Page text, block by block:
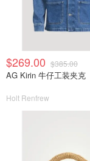
$269.00 $385.00
AG Kirin 牛仔工装夹克
Holt Renfrew